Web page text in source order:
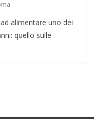
alimentare uno dei
quello sulle